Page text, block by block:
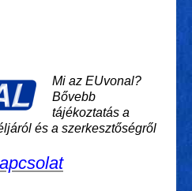
Mi az EUvonal?
Bővebb
tájékoztatás a
és a szerkesztőségről